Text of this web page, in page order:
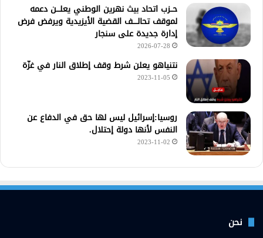
حــزب اتحاد بيث نهرين الوطني يعلـــن دعمه
لموقف تحالــــف القضية الأيزيدية ويرفض فرض
إدارة جديدة على سنجار
2026-07-28
نتنياهو يعلن شرط وقف إطلاق النار في غزّة
2023-11-05
روسيا:إسرائيل ليس لها حق في الدفاع عن
النفس لأنها دولة إحتلال.
2023-11-02
نحن